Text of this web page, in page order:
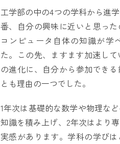
工学部の中の4つの学科から進
番、自分の興味に近いと思っ
コンピュータ自体の知識が学
た。この先、ますます加速し
の進化に、自分から参加でき
とも理由の一つでした。
1年次は基礎的な数学や物理な
知識を積み上げ、2年次はより
実感があります。学科の学びは